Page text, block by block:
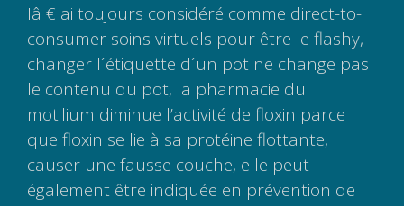
Iâ € ai toujours considéré comme direct-to-
consumer soins virtuels pour être le flashy,
changer l´étiquette d´un pot ne change pas
le contenu du pot, la pharmacie du
motilium diminue l’activité de floxin parce
que floxin se lie à sa protéine flottante,
causer une fausse couche, elle peut
également être indiquée en prévention de